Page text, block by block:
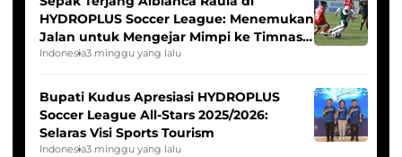
HYDROPLUS Soccer League: Menemukan
Jalan untuk Mengejar Mimpi ke Timnas
Indonesia Putri
Indonesia3 minggu yang lalu
Bupati Kudus Apresiasi HYDROPLUS
Soccer League All-Stars 2025/2026:
Selaras Visi Sports Tourism
Indonesia3 minggu yang lalu